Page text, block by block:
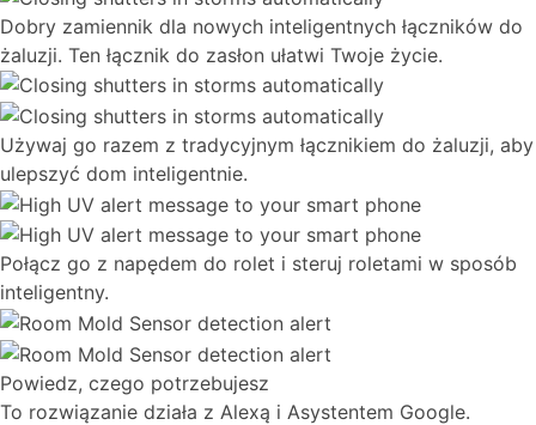
Dobry zamiennik dla nowych inteligentnych łączników do
żaluzji. Ten łącznik do zasłon ułatwi Twoje życie.
Używaj go razem z tradycyjnym łącznikiem do żaluzji, aby
ulepszyć dom inteligentnie.
Połącz go z napędem do rolet i steruj roletami w sposób
inteligentny.
Powiedz, czego potrzebujesz
To rozwiązanie działa z Alexą i Asystentem Google.